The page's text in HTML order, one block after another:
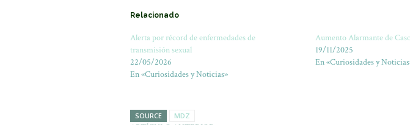
Relacionado
Alerta por récord de enfermedades de
transmisión sexual
22/05/2026
En «Curiosidades y Noticias»
Aumento Alarmante de
19/11/2025
En «Curiosidades y
SOURCE MDZ